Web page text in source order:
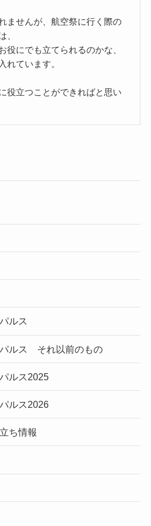
ませんが、航空祭に行く際の
、
役にでも立てられるのかな、
れています。
役立つことができればと思い
ルス
ルス それ以前のもの
ルス2025
ルス2026
ち情報